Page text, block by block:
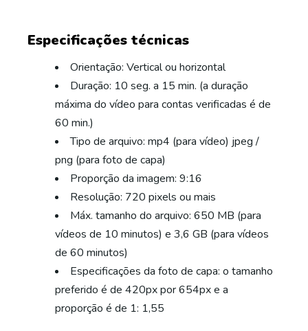
Especificações técnicas
Orientação: Vertical ou horizontal
Duração: 10 seg. a 15 min. (a duração
máxima do vídeo para contas verificadas é de
60 min.)
Tipo de arquivo: mp4 (para vídeo) jpeg /
png (para foto de capa)
Proporção da imagem: 9:16
Resolução: 720 pixels ou mais
Máx. tamanho do arquivo: 650 MB (para
vídeos de 10 minutos) e 3,6 GB (para vídeos
de 60 minutos)
Especificações da foto de capa: o tamanho
preferido é de 420px por 654px e a
proporção é de 1: 1,55